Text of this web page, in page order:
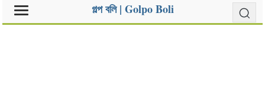
গল্প বলি | Golpo Boli